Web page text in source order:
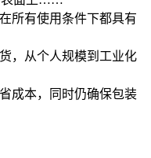
所有使用条件下都具有
，从个人规模到工业化
成本，同时仍确保包装